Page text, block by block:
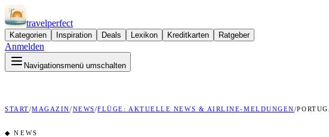
travelperfect
Kategorien Inspiration Deals Lexikon Kreditkarten Ratgeber
Anmelden
Navigationsmenü umschalten
START/MAGAZIN/NEWS/FLÜGE: AKTUELLE NEWS & AIRLINE-MELDUNGEN/
◆NEWS